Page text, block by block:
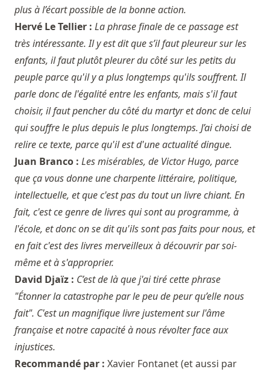
plus à l’écart possible de la bonne action.
Hervé Le Tellier : La phrase finale de ce passage est
très intéressante. Il y est dit que s’il faut pleureur sur les
enfants, il faut plutôt pleurer du côté sur les petits du
peuple parce qu'il y a plus longtemps qu'ils souffrent. Il
parle donc de l'égalité entre les enfants, mais s'il faut
choisir, il faut pencher du côté du martyr et donc de celui
qui souffre le plus depuis le plus longtemps. J’ai choisi de
relire ce texte, parce qu'il est d'une actualité dingue.
Juan Branco : Les misérables, de Victor Hugo, parce
que ça vous donne une charpente littéraire, politique,
intellectuelle, et que c'est pas du tout un livre chiant. En
fait, c'est ce genre de livres qui sont au programme, à
l'école, et donc on se dit qu'ils sont pas faits pour nous, et
en fait c'est des livres merveilleux à découvrir par soi-
même et à s'approprier.
David Djaïz : C’est de là que j'ai tiré cette phrase
"Étonner la catastrophe par le peu de peur qu’elle nous
fait". C'est un magnifique livre justement sur l'âme
française et notre capacité à nous révolter face aux
injustices.
Recommandé par : Xavier Fontanet(et aussi par